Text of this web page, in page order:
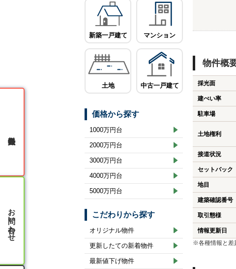
物件概
採光面
建ぺい率
駐車場
土地権利
接道状況
セットバック
地目
建築確認番号
取引態様
情報更新日
※各種情報と差
新築一戸建て マンション
土地 中古一戸建て
価格から探す
1000万円台
2000万円台
3000万円台
4000万円台
5000万円台
こだわりから探す
オリジナル物件
更新したての新着物件
最新値下げ物件
お問い合わせ